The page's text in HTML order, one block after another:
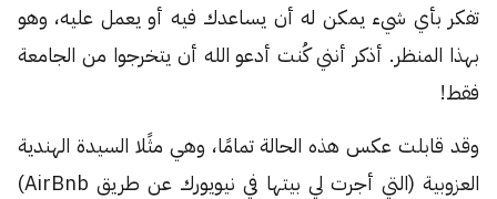
تفكر بأي شيء يمكن له أن يساعدك فيه أو يعمل عليه، وهو
بهذا المنظر. أذكر أنني كُنت أدعو الله أن يتخرجوا من الجامعة
فقط!
وقد قابلت عكس هذه الحالة تمامًا، وهي مثًلا السيدة الهندية
العزوبية (التي أجرت لي بيتها في نيويورك عن طريق AirBnb)